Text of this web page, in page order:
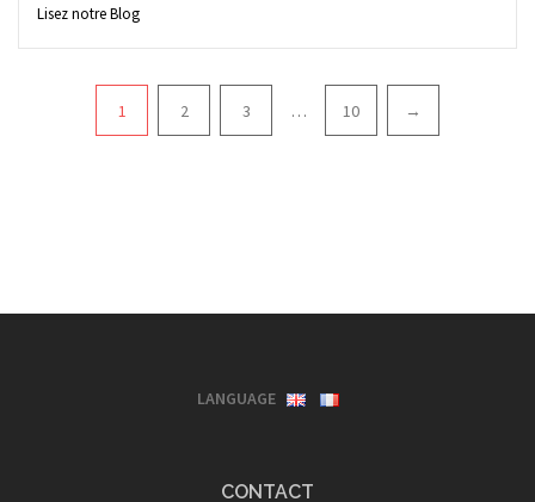
Lisez notre Blog
Pagination
1 2 3 … 10 →
LANGUAGE
CONTACT